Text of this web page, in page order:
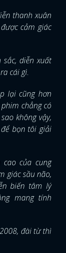
thanh xuân
cảm giác
diễn xuất
cái gì.
lại cũng hơn
chẳng có
không vậy,
bọn tôi giải
của cung
giác sầu não,
biến tâm lý
mang tính
đài từ thì